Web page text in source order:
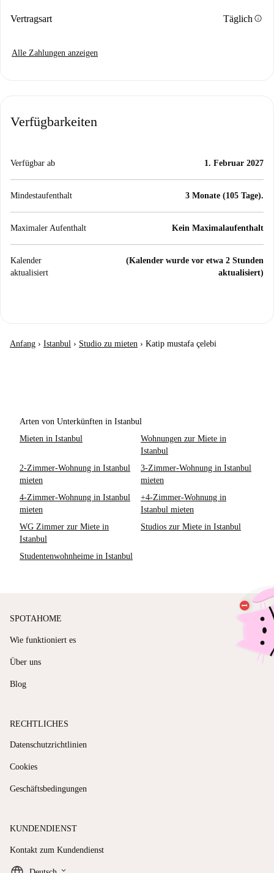
Vertragsart Täglich info
Alle Zahlungen anzeigen
Verfügbarkeiten
Verfügbar ab 1. Februar 2027
Mindestaufenthalt 3 Monate (105 Tage).
Maximaler Aufenthalt Kein Maximalaufenthalt
Kalender
aktualisiert
(Kalender wurde vor etwa 2 Stunden
aktualisiert)
Anfang › Istanbul › Studio zu mieten › Katip mustafa çelebi
Arten von Unterkünften in Istanbul
Mieten in Istanbul
Wohnungen zur Miete in
Istanbul
2-Zimmer-Wohnung in Istanbul
mieten
3-Zimmer-Wohnung in Istanbul
mieten
4-Zimmer-Wohnung in Istanbul
mieten
+4-Zimmer-Wohnung in
Istanbul mieten
WG Zimmer zur Miete in
Istanbul
Studios zur Miete in Istanbul
Studentenwohnheime in Istanbul
SPOTAHOME
Wie funktioniert es
Über uns
Blog
RECHTLICHES
Datenschutzrichtlinien
Cookies
Geschäftsbedingungen
KUNDENDIENST
Kontakt zum Kundendienst
keyboard_arrow_down